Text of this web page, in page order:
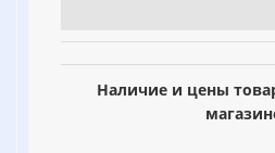
Наличие и цены